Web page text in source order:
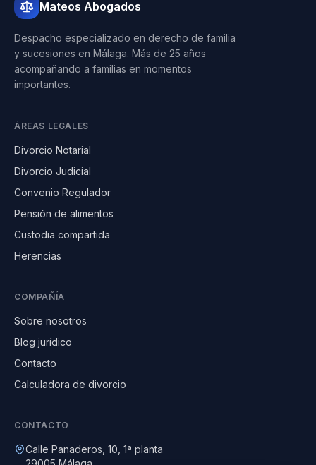
Mateos Abogados
Despacho especializado en derecho de familia
y sucesiones en Málaga. Más de 25 años
acompañando a familias en momentos
importantes.
ÁREAS LEGALES
Divorcio Notarial
Divorcio Judicial
Convenio Regulador
Pensión de alimentos
Custodia compartida
Herencias
COMPAÑÍA
Sobre nosotros
Blog jurídico
Contacto
Calculadora de divorcio
CONTACTO
Calle Panaderos, 10, 1ª planta